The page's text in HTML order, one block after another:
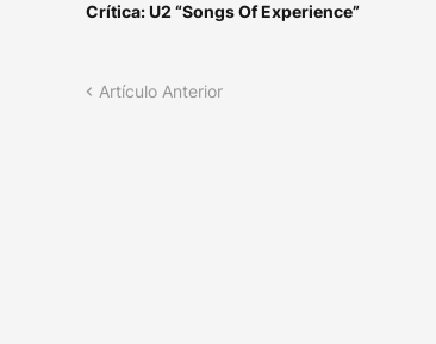
Crítica: U2 “Songs Of Experience”
Artículo Anterior